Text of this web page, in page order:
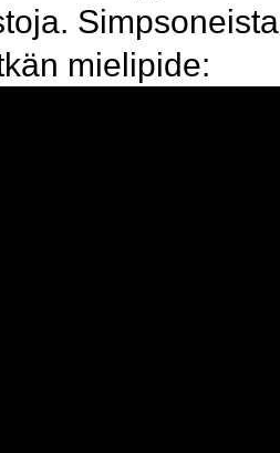
mielipide: